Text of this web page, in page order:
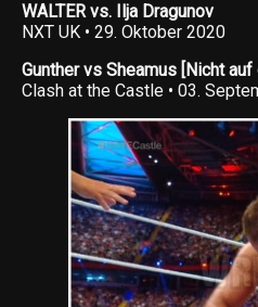
WALTER vs. Ilja Dragunov
NXT UK • 29. Oktober 2020
Gunther vs Sheamus [Nicht
Clash at the Castle • 03.